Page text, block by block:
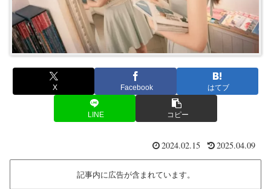
X Facebook はてブ
LINE コピー
2024.02.15 2025.04.09
記事内に広告が含まれています。